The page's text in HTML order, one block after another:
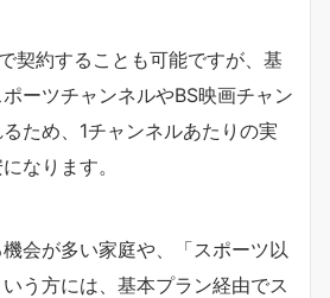
契約することも可能ですが、基
ーツチャンネルやBS映画チャン
ため、1チャンネルあたりの実
なります。
会が多い家庭や、「スポーツ以
う方には、基本プラン経由でス